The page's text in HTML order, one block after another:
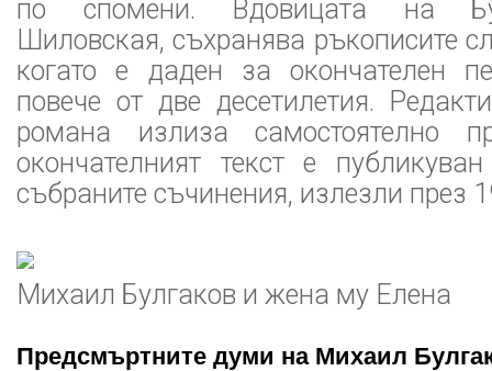
по спомени. Вдовицата на
Шиловская, съхранява ръкописите
когато е даден за окончателен
повече от две десетилетия.
романа излиза самостоятелно
окончателният текст е
събраните съчинения, излезли през
Михаил Булгаков и жена му Елена
Предсмъртните думи на Михаил